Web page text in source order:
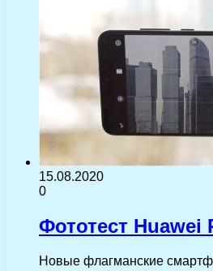
15.08.2020
0
Фототест Huawei
Новые флагманские